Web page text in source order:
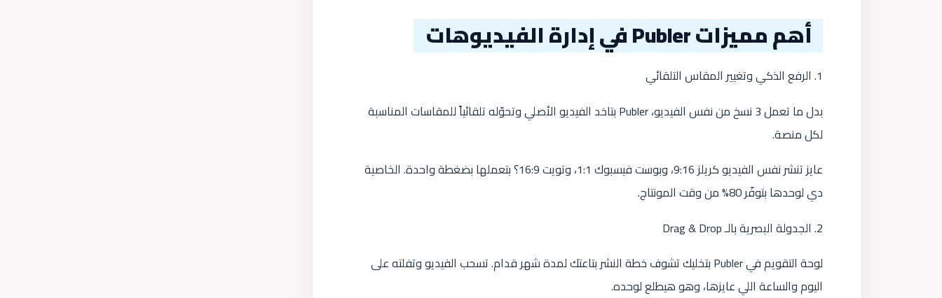
أهم مميزات Publer في إدارة الفيديوهات
1. الرفع الذكي وتغيير المقاس التلقائي
بدل ما تعمل 3 نسخ من نفس الفيديو، Publer بتاخد الفيديو الأصلي وتحوّله تلقائياً للمقاسات المناسبة
لكل منصة.
عايز تنشر نفس الفيديو كريلز 9:16، وبوست فيسبوك 1:1، وتويت 16:9؟ بتعملها بضغطة واحدة. الخاصية
دي لوحدها بتوفّر 80% من وقت المونتاج.
2. الجدولة البصرية بالـ Drag & Drop
لوحة التقويم في Publer بتخليك تشوف خطة النشر بتاعتك لمدة شهر قدام. تسحب الفيديو وتفلته على
اليوم والساعة اللي عايزها، وهو هيطلع لوحده.